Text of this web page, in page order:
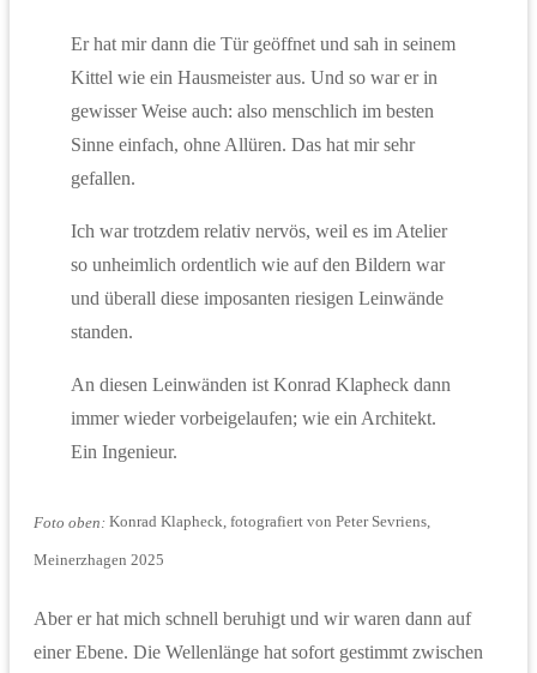
Er hat mir dann die Tür geöffnet und sah in seinem
Kittel wie ein Hausmeister aus. Und so war er in
gewisser Weise auch: also menschlich im besten
Sinne einfach, ohne Allüren. Das hat mir sehr
gefallen.
Ich war trotzdem relativ nervös, weil es im Atelier
so unheimlich ordentlich wie auf den Bildern war
und überall diese imposanten riesigen Leinwände
standen.
An diesen Leinwänden ist Konrad Klapheck dann
immer wieder vorbeigelaufen; wie ein Architekt.
Ein Ingenieur.
Foto oben: Konrad Klapheck, fotografiert von Peter Sevriens,
Meinerzhagen 2025
Aber er hat mich schnell beruhigt und wir waren dann auf
einer Ebene. Die Wellenlänge hat sofort gestimmt zwischen